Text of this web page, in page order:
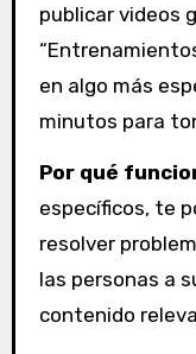
publicar videos
en algo más
minutos para
Por qué
específicos, te
resolver
las personas a
contenido